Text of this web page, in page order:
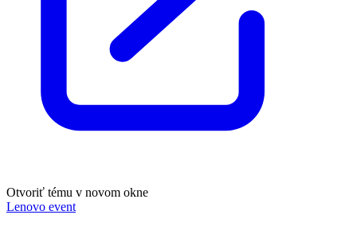
Otvoriť tému v novom okne
Lenovo event